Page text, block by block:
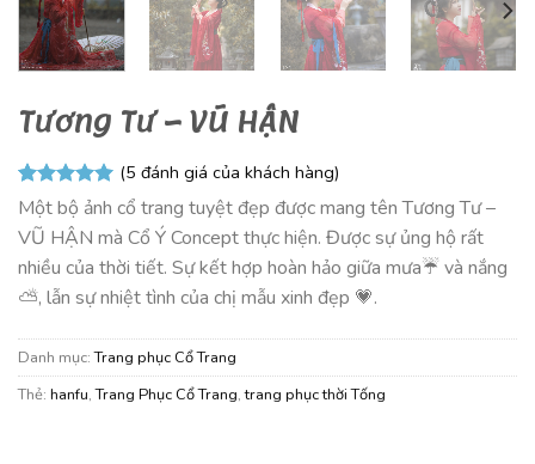
Tương Tư – VŨ HẬN
5.00trên 5
dựa trên
5
đánh giá
(5 đánh giá của khách hàng)
Một bộ ảnh cổ trang tuyệt đẹp được mang tên Tương Tư –
VŨ HẬN mà Cổ Ý Concept thực hiện. Được sự ủng hộ rất
nhiều của thời tiết. Sự kết hợp hoàn hảo giữa mưa☔️ và nắng
⛅️, lẫn sự nhiệt tình của chị mẫu xinh đẹp 💗.
Danh mục:Trang phục Cổ Trang
Thẻ: hanfu,Trang Phục Cổ Trang,trang phục thời Tống